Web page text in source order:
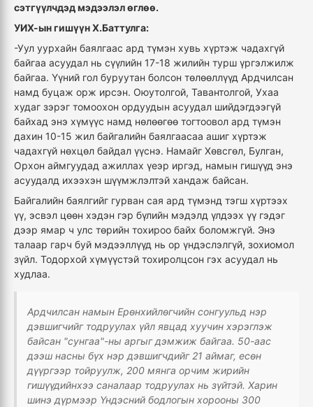
сэтгүүлчдэд мэдээлэл өглөө.
УИХ-ын гишүүн Х.Баттулга:
-Уул уурхайн баялгаас ард түмэн хувь хүртэж чадахгүй
байгаа асуудал нь сүүлийн 17-18 жилийн турш үргэлжилж
байгаа. Үүний гол буруутан болсон төлөөллүүд Ардчилсан
намд буцаж орж ирсэн. Оюутолгой, Тавантолгой, Ухаа
худаг зэрэг томоохон ордуудын асуудал шийдэгдээгүй
байхад энэ хүмүүс намд нөлөөгөө тогтоовол ард түмэн
дахин 10-15 жил байгалийн баялгаасаа ашиг хүртэж
чадахгүй нөхцөл байдал үүснэ. Намайг Хөвсгөл, Булган,
Орхон аймгуудад ажиллах үеэр иргэд, намын гишүүд энэ
асуудалд ихээхэн шүүмжлэлтэй хандаж байсан.
Байгалийн баялгийг гурван сая ард түмэнд тэгш хүртээх
үү, эсвэл цөөн хэдэн гэр бүлийн мэдэлд үлдээх үү гэдэг
дээр ямар ч улс төрийн тохироо байх боломжгүй. Энэ
талаар гарч буй мэдээллүүд нь ор үндэслэлгүй, зохиомол
зүйл. Тодорхой хүмүүстэй тохиролцсон гэх асуудал нь
худлаа.
Ардчилсан намын Ерөнхийлөгчийн сонгуульд нэр
дэвшигчийг тодруулах үйл явцад хуучин хэрэглэж
байсан "сунгаа"-ны аргыг дэмжиж байгаа. 50-аас
дээш насны бүх нэр дэвшигчдийг 21 аймаг, есөн
дүүргээр тойруулж, 200 мянга орчим жирийн
гишүүдийнхээ саналаар тодруулах нь зүйтэй. Харин
шинэ дүрмээр Үндэсний бодлогын хорооны 300